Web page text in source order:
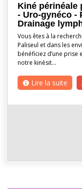
Kiné périnéale
- Uro-gynéco -
Drainage
Vous êtes à la
Paliseul et dans les
bénéficiez d’une prise
notre kinésit…
Lire la suite